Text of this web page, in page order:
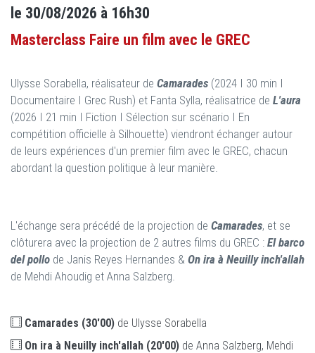
le 30/08/2026 à 16h30
Masterclass Faire un film avec le GREC
Ulysse Sorabella, réalisateur de Camarades (2024 I 30 min I
Documentaire I Grec Rush) et Fanta Sylla, réalisatrice de L'aura
(2026 I 21 min I Fiction I Sélection sur scénario I En
compétition officielle à Silhouette) viendront échanger autour
de leurs expériences d'un premier film avec le GREC, chacun
abordant la question politique à leur manière.
L'échange sera précédé de la projection de Camarades, et se
clôturera avec la projection de 2 autres films du GREC : El barco
del pollo de Janis Reyes Hernandes & On ira à Neuilly inch'allah
de Mehdi Ahoudig et Anna Salzberg.
Camarades (30'00) de Ulysse Sorabella
On ira à Neuilly inch'allah (20'00) de Anna Salzberg, Mehdi